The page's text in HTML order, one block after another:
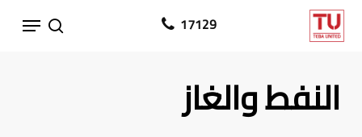
Skip
content
17129
search
Menu
النفط والغاز